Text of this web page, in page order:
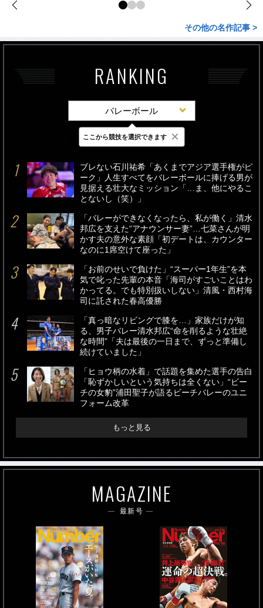
その他の名作記事 >
RANKING
バレーボール
最新 24時間 週間
ブレない石川祐希「あくまでアジア選手権がピ
ーク」人生すべてをバレーボールに捧げる男が
見据える壮大なミッション「…ま、他にやるこ
とないし（笑）」
「バレーができなくなったら、私が働く」清水
邦広を支えた“アナウンサー妻”…七菜さんが明
かす夫の意外な素顔「初デートは、カウンター
なのに1席空けて座った」
「お前のせいで負けた」“スーパー1年生”を本
気で叱った先輩の本音「海司がすごいことはわ
かってる。でも特別扱いしない」清風・西村海
司に託された春高優勝
「真っ暗なリビングで膝を…」家族だけが知
る、男子バレー清水邦広“命を削るような壮絶
な時間”「夫は最後の一日まで、ずっと準備し
続けていました」
「ヒョウ柄の水着」で話題を集めた選手の告白
「恥ずかしいという気持ちは全くない」“ビー
チの女豹”浦田聖子が語るビーチバレーのユニ
フォーム改革
もっと見る
MAGAZINE
最新号
ここから競技を選択できます ×